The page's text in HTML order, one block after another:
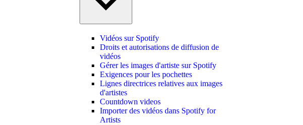
Vidéos sur Spotify
Droits et autorisations de diffusion de
vidéos
Gérer les images d'artiste sur Spotify
Exigences pour les pochettes
Lignes directrices relatives aux images
d'artistes
Countdown videos
Importer des vidéos dans Spotify for
Artists